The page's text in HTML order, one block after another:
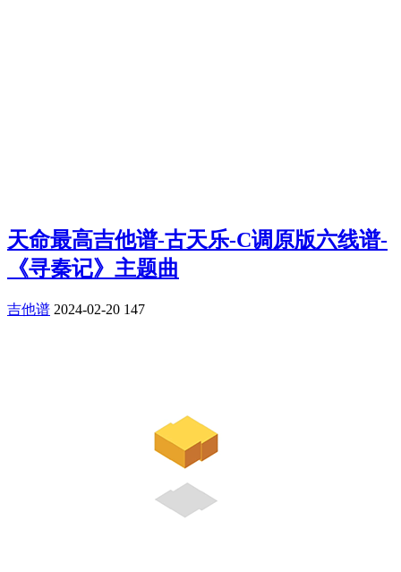
天命最高吉他谱-古天乐-C调原版六线谱-
《寻秦记》主题曲
吉他谱 2024-02-20 147